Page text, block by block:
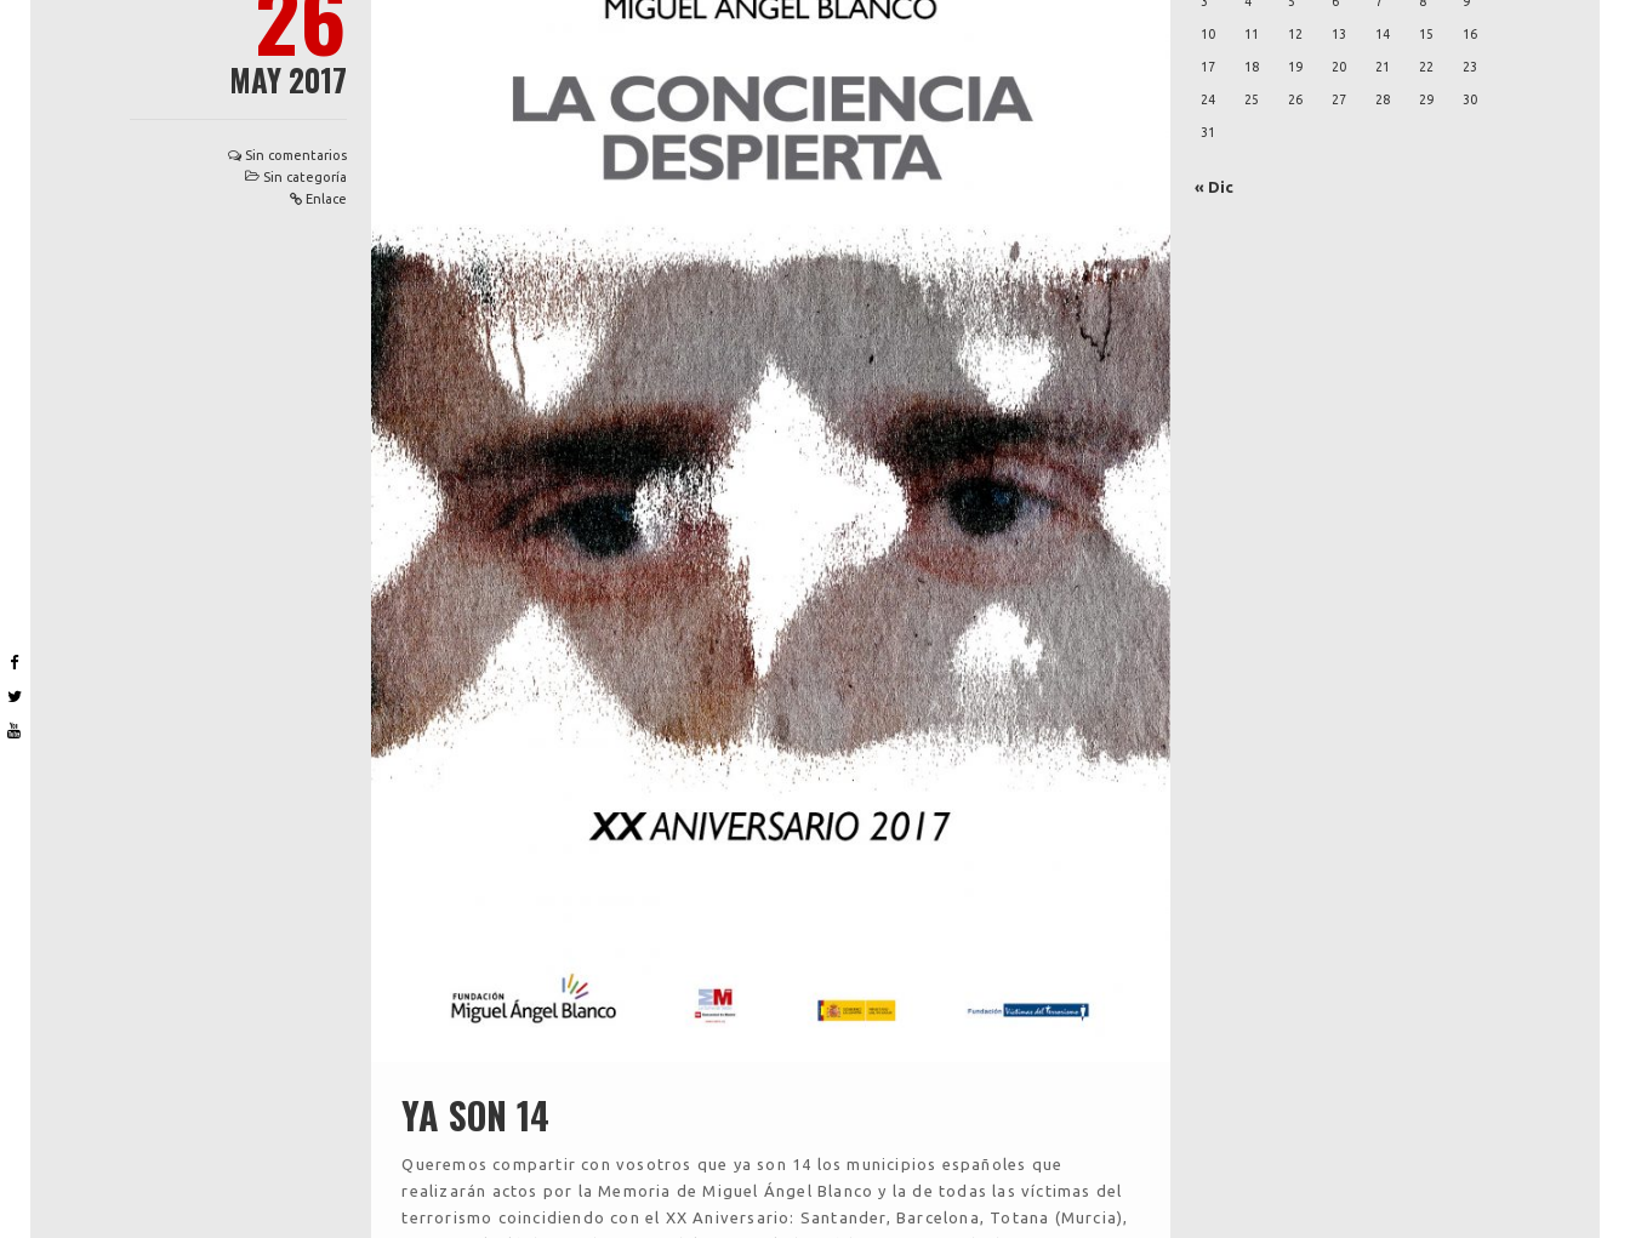
MAY 2017
Sin comentarios
Sin categoría
Enlace
YA SON 14
Queremos compartir con vosotros que ya son 14 los municipios españoles que
realizarán actos por la Memoria de Miguel Ángel Blanco y la de todas las víctimas del
terrorismo coincidiendo con el XX Aniversario: Santander, Barcelona, Totana (Murcia),
10 11 12 13 14 15 16
17 18 19 20 21 22 23
24 25 26 27 28 29 30
31
« Dic